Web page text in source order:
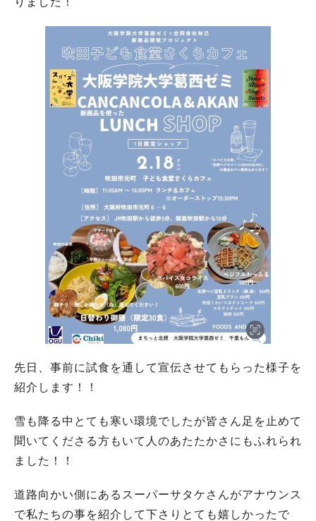
先日、事前に試食を通して宣伝させてもらった様子を
紹介します！！
雪も降る中とても寒い環境でしたが皆さん足を止めて
聞いてくださる方もいて人のあたたかさにもふれられ
ました！！
道路向かい側にあるスーパーサタケさんがアナウンス
で私たちの事を紹介して下さりとても嬉しかったで